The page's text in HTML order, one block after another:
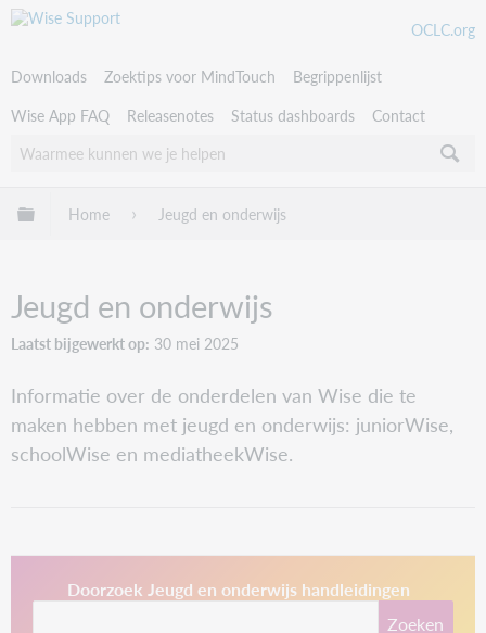
OCLC.org
Downloads Zoektips voor MindTouch
Begrippenlijst
Wise App FAQ
Releasenotes Status dashboards Contact
Uitklappen/inklappen van globale hiërarchie
Home Jeugd en onderwijs
Jeugd en onderwijs
Laatst bijgewerkt op 30 mei 2025
Informatie over de onderdelen van Wise die te
maken hebben met jeugd en onderwijs: juniorWise,
schoolWise en mediatheekWise.
Doorzoek Jeugd en onderwijs handleidingen
Zoeken
This link opens in a new tab.